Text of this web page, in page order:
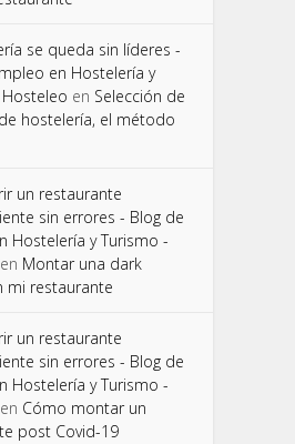
se queda sin líderes -
en Hostelería y
en Selección de
hostelería, el método
un restaurante
sin errores - Blog de
Hostelería y Turismo -
en Montar una dark
mi restaurante
un restaurante
sin errores - Blog de
Hostelería y Turismo -
en Cómo montar un
post Covid-19